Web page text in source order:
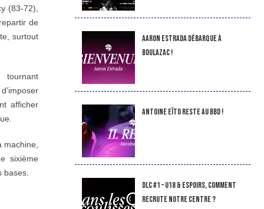
(83-72),
de
surtout
tournant
afficher
machine,
sixième
bases.
Aaron Estrada débarque à
Boulazac !
Antoine Eïto reste au BBD !
DLC #1 – U18 & Espoirs, comment
recrute notre Centre ?